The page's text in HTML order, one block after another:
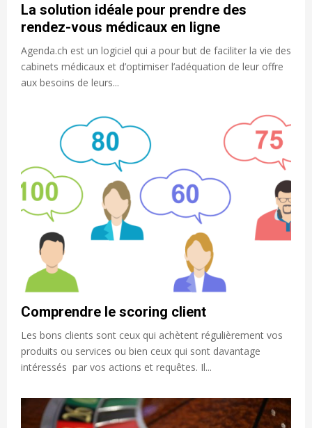
La solution idéale pour prendre des
rendez-vous médicaux en ligne
Agenda.ch est un logiciel qui a pour but de faciliter la vie des
cabinets médicaux et d’optimiser l’adéquation de leur offre
aux besoins de leurs...
Comprendre le scoring client
Les bons clients sont ceux qui achètent régulièrement vos
produits ou services ou bien ceux qui sont davantage
intéressés par vos actions et requêtes. Il...